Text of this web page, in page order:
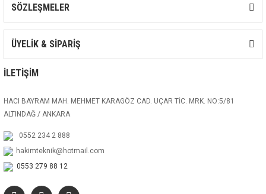
SÖZLEŞMELER
ÜYELİK & SİPARİŞ
İLETİŞİM
HACI BAYRAM MAH. MEHMET KARAGÖZ CAD. UÇAR TİC. MRK. NO:5/81
ALTINDAĞ / ANKARA
0552 234 2 888
hakimteknik@hotmail.com
0553 279 88 12